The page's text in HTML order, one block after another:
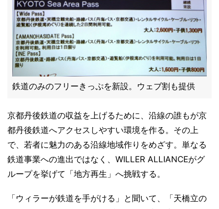
鉄道のみのフリーきっぷを新設。ウェブ割も提供
京都丹後鉄道の収益を上げるために、沿線の誰もが京
都丹後鉄道へアクセスしやすい環境を作る。その上
で、若者に魅力のある沿線地域作りをめざす。単なる
鉄道事業への進出ではなく、WILLER ALLIANCEがグ
ループを挙げて「地方再生」へ挑戦する。
「ウィラーが鉄道を手がける」と聞いて、「天橋立の